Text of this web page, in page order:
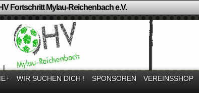
Fortschritt Mylau-Reichenbach e.V.
↓ WIR SUCHEN DICH ! SPONSOREN VEREINSSHOP